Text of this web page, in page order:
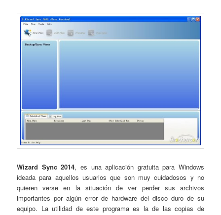
Wizard Sync 2014, es una aplicación gratuita para Windows
ideada para aquellos usuarios que son muy cuidadosos y no
quieren verse en la situación de ver perder sus archivos
importantes por algún error de hardware del disco duro de su
equipo. La utilidad de este programa es la de las copias de